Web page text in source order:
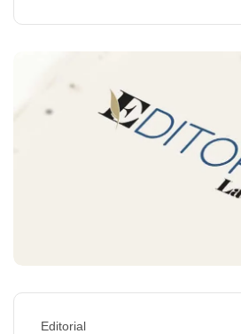
Editorial